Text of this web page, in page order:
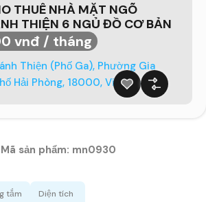
THUÊ NHÀ MẶT NGÕ
THIỆN 6 NGỦ ĐỒ CƠ BẢN
vnđ / tháng
Thiện (Phố Ga), Phường Gia
Hải Phòng, 18000, Việt Nam
Mã sản phẩm: mn0930
tắm
Diện tích